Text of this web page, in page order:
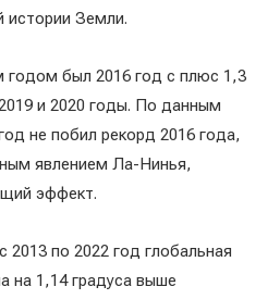
истории Земли.
был 2016 год с плюс 1,3
и 2020 годы. По данным
не побил рекорд 2016 года,
явлением Ла-Нинья,
эффект.
2013 по 2022 год глобальная
на 1,14 градуса выше